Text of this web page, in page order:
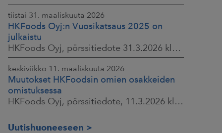
tiistai 31. maaliskuuta 2026
HKFoods Oyj:n Vuosikatsaus 2025 on
julkaistu
HKFoods Oyj, pörssitiedote 31.3.2026 klo 14.00
keskiviikko 11. maaliskuuta 2026
Muutokset HKFoodsin omien osakkeiden
omistuksessa
HKFoods Oyj, pörssitiedote, 11.3.2026 klo 15.00
Uutishuoneeseen